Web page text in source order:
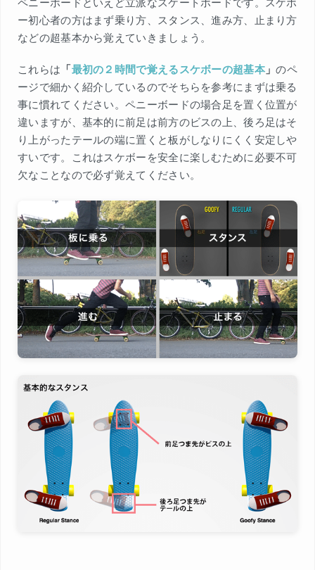
ペニーボードといえど立派なスケートボードです。スケボ
ー初心者の方はまず乗り方、スタンス、進み方、止まり方
などの超基本から覚えていきましょう。
これらは 「最初の２時間で覚えるスケボーの超基本」のペ
ージで細かく紹介しているのでそちらを参考にまずは乗る
事に慣れてください。ペニーボードの場合足を置く位置が
違いますが、基本的に前足は前方のビスの上、後ろ足はそ
り上がったテールの端に置くと板がしなりにくく安定しや
すいです。これはスケボーを安全に楽しむために必要不可
欠なことなので必ず覚えてください。